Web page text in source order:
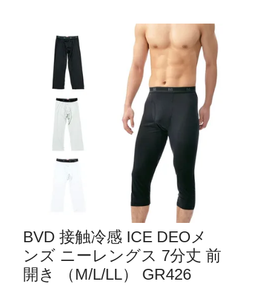
BVD 接触冷感 ICE DEOメ
ンズ ニーレングス 7分丈 前
開き （M/L/LL） GR426